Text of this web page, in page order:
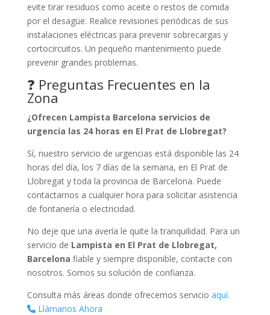
evite tirar residuos como aceite o restos de comida
por el desagüe. Realice revisiones periódicas de sus
instalaciones eléctricas para prevenir sobrecargas y
cortocircuitos. Un pequeño mantenimiento puede
prevenir grandes problemas.
❓ Preguntas Frecuentes en la
Zona
¿Ofrecen Lampista Barcelona servicios de
urgencia las 24 horas en El Prat de Llobregat?
Sí, nuestro servicio de urgencias está disponible las 24
horas del día, los 7 días de la semana, en El Prat de
Llobregat y toda la provincia de Barcelona. Puede
contactarnos a cualquier hora para solicitar asistencia
de fontanería o electricidad.
No deje que una avería le quite la tranquilidad. Para un
servicio de Lampista en El Prat de Llobregat,
Barcelona fiable y siempre disponible, contacte con
nosotros. Somos su solución de confianza.
Consulta más áreas donde ofrecemos servicio aquí.
Llámanos Ahora